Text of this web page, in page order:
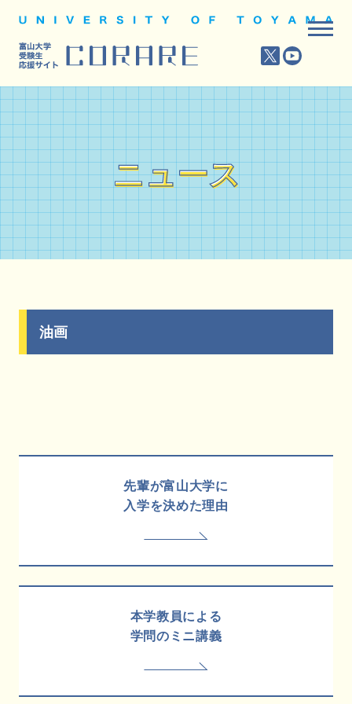
ニュース
ニュース
油画
先輩が富山大学に
入学を決めた理由
本学教員による
学問のミニ講義